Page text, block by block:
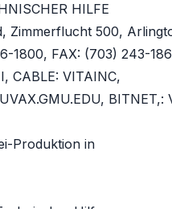
HILFE
Zimmerflucht 500,
1800, FAX: (703) 243-
CABLE: VITAINC,
BITNET,:
Produktion in